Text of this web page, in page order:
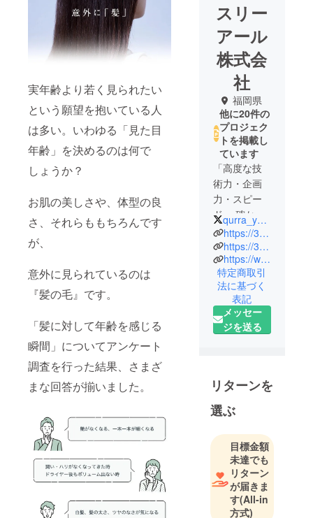
実年齢より若く見られたい
という願望を抱いている人
は多い。いわゆる「見た目
年齢」を決めるのは何で
しょうか？
お肌の美しさや、体型の良
さ、それらももちろんです
が、
意外に見られているのは
『髪の毛』です。
「髪に対して年齢を感じる
瞬間」についてアンケート
調査を行った結果、さまざ
まな回答が揃いました。
スリー
アール
株式会
社
福岡県
他に20件の
プロジェク
トを掲載し
ています
「高度な技
術力・企画
力・スピー
ド」 確かな
総合力が私
たちの強み
です。 顕微
鏡、内視
鏡、拡大鏡
といったス
リーアール
ブランドの
て、パソコ
マートフォ
などを製
造、美容、
医療分野を
中心に販売
していま
qurra_yururira
https://3rrr-hd.jp/
https://3rrr.net/pages/qurra
https://www.instagram.com/qurra.yururira/
特定商取引
法に基づく
表記
メッセー
ジを送る
リターンを
選ぶ
目標金額
未達でも
リターン
が届きま
す(All-in
方式)